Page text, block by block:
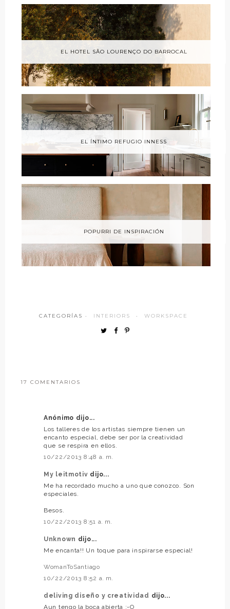
EL HOTEL SÃO LOURENÇO DO BARROCAL
EL ÍNTIMO REFUGIO INNESS
POPURRI DE INSPIRACIÓN
CATEGORÍAS · INTERIORS · WORKSPACE
17 COMENTARIOS
Anónimo dijo...
Los talleres de los artistas siempre tienen un
encanto especial, debe ser por la creatividad
que se respira en ellos.
10/22/2013 8:48 a. m.
My leitmotiv dijo...
Me ha recordado mucho a uno que conozco. Son
especiales.
Besos.
10/22/2013 8:51 a. m.
Unknown dijo...
Me encanta!! Un toque para inspirarse especial!
WomanToSantiago
10/22/2013 8:52 a. m.
deliving diseño y creatividad dijo...
Aun tengo la boca abierta :-O